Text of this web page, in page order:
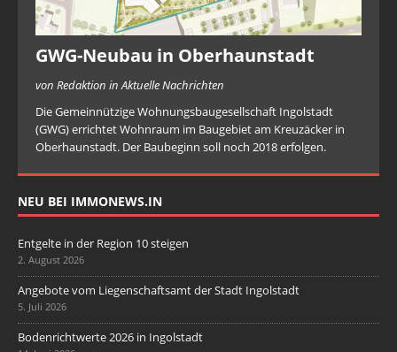
GWG-Neubau in Oberhaunstadt
von Redaktion in Aktuelle Nachrichten
Die Gemeinnützige Wohnungsbaugesellschaft Ingolstadt
(GWG) errichtet Wohnraum im Baugebiet am Kreuzäcker in
Oberhaunstadt. Der Baubeginn soll noch 2018 erfolgen.
NEU BEI IMMONEWS.IN
Entgelte in der Region 10 steigen
2. August 2026
Angebote vom Liegenschaftsamt der Stadt Ingolstadt
5. Juli 2026
Bodenrichtwerte 2026 in Ingolstadt